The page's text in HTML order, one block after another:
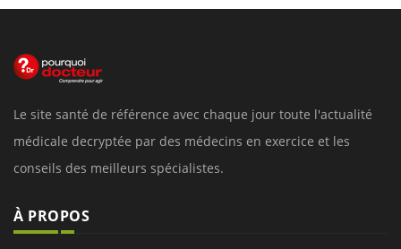
Le site santé de référence avec chaque jour toute l'actualité
médicale decryptée par des médecins en exercice et les
conseils des meilleurs spécialistes.
À PROPOS